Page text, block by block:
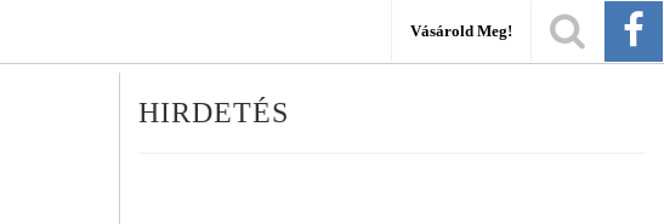
Vásárold Meg!
HIRDETÉS